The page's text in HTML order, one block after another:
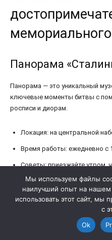
Мы используем файлы
наилучший опыт на
использовать этот сайт, мы
с
Ok